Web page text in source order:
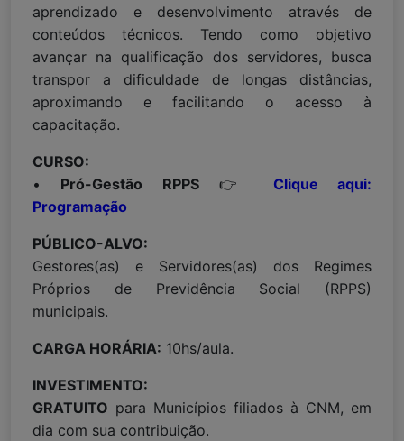
aprendizado e desenvolvimento através de
conteúdos técnicos. Tendo como objetivo
avançar na qualificação dos servidores, busca
transpor a dificuldade de longas distâncias,
aproximando e facilitando o acesso à
capacitação.
CURSO:
• Pró-Gestão RPPS👉 Clique aqui:
Programação
PÚBLICO-ALVO:
Gestores(as) e Servidores(as) dos Regimes
Próprios de Previdência Social (RPPS)
municipais.
CARGA HORÁRIA: 10hs/aula.
INVESTIMENTO:
GRATUITO para Municípios filiados à CNM, em
dia com sua contribuição.